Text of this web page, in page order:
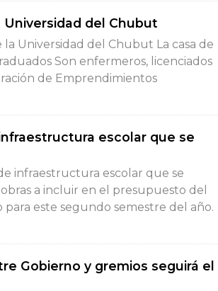
del Chubut
Universidad del Chubut La casa de
Son enfermeros, licenciados
de Emprendimientos
escolar que se
infraestructura escolar que se
a incluir en el presupuesto del
este segundo semestre del año.
Gobierno y gremios seguirá el